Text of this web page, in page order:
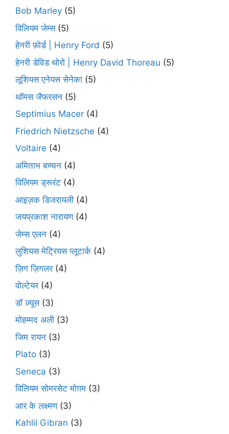
Bob Marley (5)
विलियम जेम्स(5)
हेनरी फ़ोर्ड | Henry Ford (5)
हेनरी डेविड थोरो | Henry David Thoreau (5)
लूशियस एनेयस सेनेका (5)
थॉमस जैफरसन (5)
Septimius Macer (4)
Friedrich Nietzsche (4)
Voltaire (4)
अमिताभ बच्चन (4)
विलियम ड्रूरंट (4)
आइज़क डिजरायली (4)
जयप्रकाश नारायण(4)
जेम्स एलन (4)
लुशियस मेट्रियस प्लूटार्क (4)
ज़िग ज़िगलर(4)
वोल्टेयर(4)
डॉ ज़्यूस(3)
मोहम्मद अली (3)
जिम रायन (3)
Plato (3)
Seneca (3)
विलियम सोमरसेट मोग़म (3)
आर के लक्ष्मण(3)
Kahlil Gibran (3)